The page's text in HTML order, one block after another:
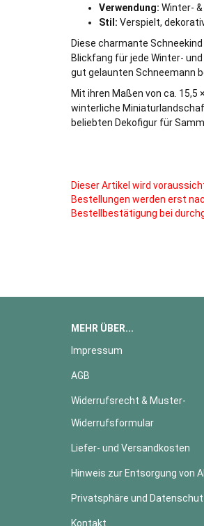
Verwendung: Winter-
Stil: Verspielt,
Diese charmante
Blickfang für jede Winter-
gut gelaunten Schneemann
Mit ihren Maßen von ca. 15,5
winterliche
beliebten Dekofigur für
Dieser Artikel wird
Bestellungen werden erst
Bestellbestätigung bei
MEHR ÜBER...
Impressum
AGB
Widerrufsrecht & Muster-
Widerrufsformular
Liefer- und Versandkosten
Hinweis zur Entsorgung von
Privatsphäre und
Kontakt